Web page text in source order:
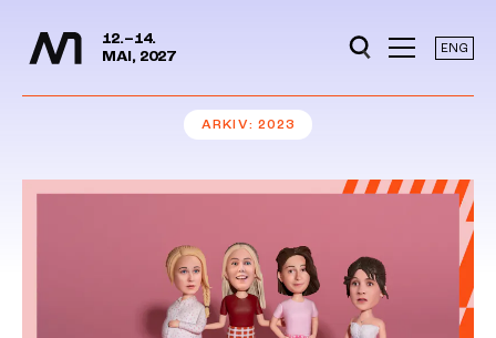
Hopp til hovedinnhold
12.–14.
MAI, 2027
ENG
ARKIV 2023